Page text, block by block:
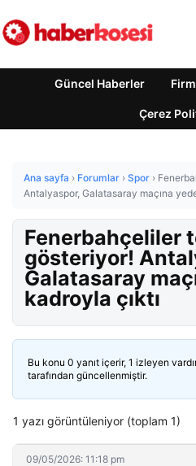
Güncel Haberler
Çerez
Ana sayfa › Forumlar › Spor ›
Antalyaspor, Galatasaray maçına
Fenerbahçeliler
gösteriyor!
Galatasaray
kadroyla çıktı
Bu konu 0 yanıt içerir, 1 izleyen
tarafından güncellenmiştir.
1 yazı görüntüleniyor (toplam 1)
09/05/2026: 11:18 pm